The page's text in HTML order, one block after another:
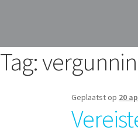
Tag:
Geplaatst op 20